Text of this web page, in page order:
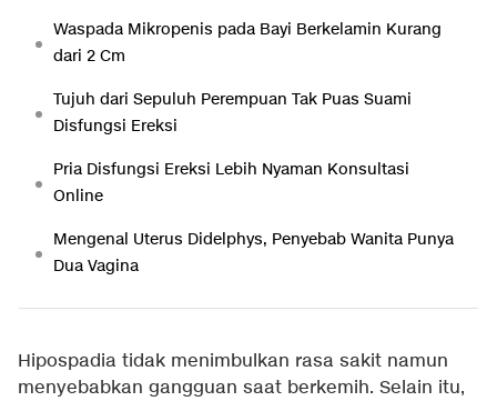
Waspada Mikropenis pada Bayi Berkelamin Kurang
dari 2 Cm
Tujuh dari Sepuluh Perempuan Tak Puas Suami
Disfungsi Ereksi
Pria Disfungsi Ereksi Lebih Nyaman Konsultasi
Online
Mengenal Uterus Didelphys, Penyebab Wanita Punya
Dua Vagina
Hipospadia tidak menimbulkan rasa sakit namun
menyebabkan gangguan saat berkemih. Selain itu,